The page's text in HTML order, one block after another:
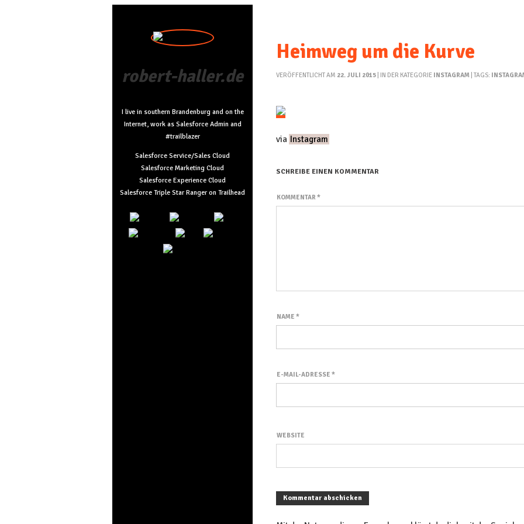
robert-haller.de
I live in southern Brandenburg and on the
Internet, work as Salesforce Admin and
#trailblazer
Salesforce Service/Sales Cloud
Salesforce Marketing Cloud
Salesforce Experience Cloud
Salesforce Triple Star Ranger on Trailhead
Heimweg um die Kurve
VERÖFFENTLICHT AM 22. JULI 2015 | IN DER KATEGORIE INSTAGRAM | TAGS:
via Instagram
SCHREIBE EINEN KOMMENTAR
KOMMENTAR *
NAME *
E-MAIL-ADRESSE *
WEBSITE